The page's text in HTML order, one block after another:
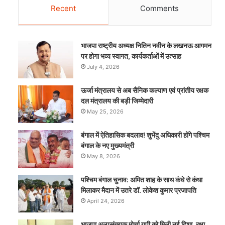
Recent Comments
भाजपा राष्ट्रीय अध्यक्ष नितिन नवीन के लखनऊ आगमन
पर होगा भव्य स्वागत, कार्यकर्ताओं में उत्साह
July 4, 2026
ऊर्जा मंत्रालय से अब सैनिक कल्याण एवं प्रांतीय रक्षक
दल मंत्रालय की बड़ी जिम्मेदारी
May 25, 2026
बंगाल में ऐतिहासिक बदलाव! शुभेंदु अधिकारी होंगे पश्चिम
बंगाल के नए मुख्यमंत्री
May 8, 2026
पश्चिम बंगाल चुनाव: अमित शाह के साथ कंधे से कंधा
मिलाकर मैदान में उतरे डॉ. लोकेश कुमार प्रजापति
April 24, 2026